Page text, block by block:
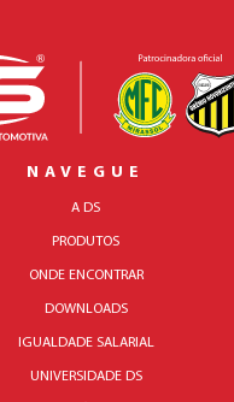
NAVEGUE
A DS
PRODUTOS
ONDE ENCONTRAR
DOWNLOADS
IGUALDADE SALARIAL
UNIVERSIDADE DS